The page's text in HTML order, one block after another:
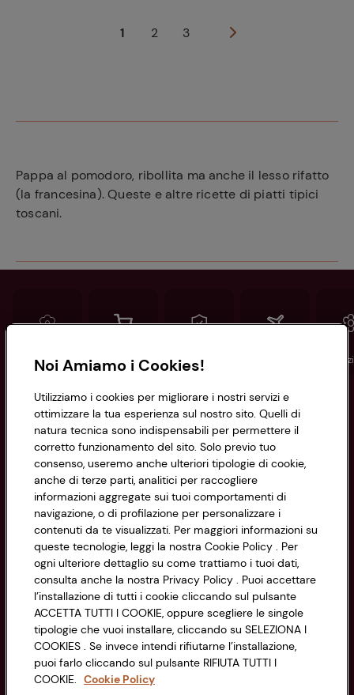
1 2 3
Pappa al pomodoro, ribollita ma anche il lesso rifatto
(la francesina). Queste e altre ricette di piatti tipici
toscani.
Conad Spesa online Assicurazioni
Informazioni
Privacy Policy
Cookie Policy
Impostazioni Cookie
Accessibilità
CONAD SOCIETÀ COOPERATIVA
Via Michelino, 59 | 40127 BOLOGNA
Codice Fiscale e Registro Imprese
di Bologna 00865960157
PARTITA IVA 03320960374
Servizio clienti
Noi Amiamo i Cookies!
Utilizziamo i cookies per migliorare i nostri servizi e
ottimizzare la tua esperienza sul nostro sito. Quelli di
natura tecnica sono indispensabili per permettere il
corretto funzionamento del sito. Solo previo tuo
consenso, useremo anche ulteriori tipologie di cookie,
anche di terze parti, analitici per raccogliere
informazioni aggregate sui tuoi comportamenti di
navigazione, o di profilazione per personalizzare i
contenuti da te visualizzati. Per maggiori informazioni su
queste tecnologie, leggi la nostra Cookie Policy . Per
ogni ulteriore dettaglio su come trattiamo i tuoi dati,
consulta anche la nostra Privacy Policy . Puoi accettare
l’installazione di tutti i cookie cliccando sul pulsante
ACCETTA TUTTI I COOKIE, oppure scegliere le singole
tipologie che vuoi installare, cliccando su SELEZIONA I
COOKIES . Se invece intendi rifiutarne l’installazione,
puoi farlo cliccando sul pulsante RIFIUTA TUTTI I
COOKIE. Cookie Policy